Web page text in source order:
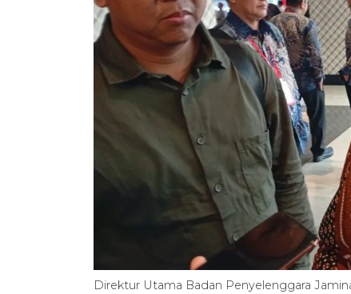
Direktur Utama Badan Penyelenggara